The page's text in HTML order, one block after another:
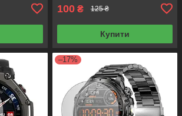
100 ₴ 125 ₴
Купити
–17%